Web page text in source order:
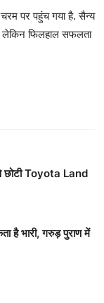
पर पहुंच गया है. सैन्य
लेकिन फिलहाल सफलता
छोटी Toyota Land
है भारी, गरुड़ पुराण में